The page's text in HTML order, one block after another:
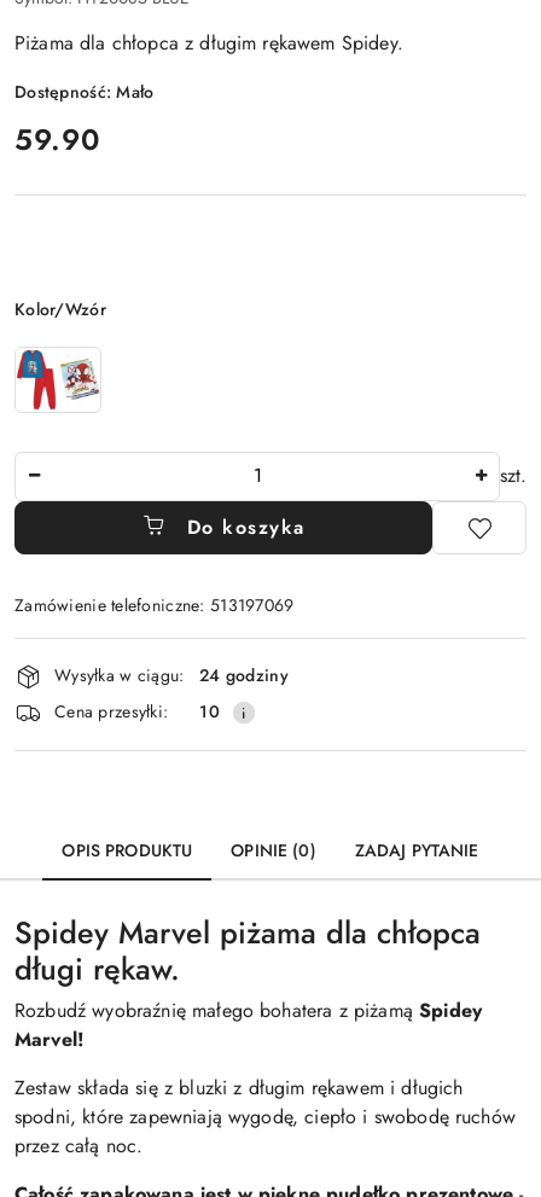
Piżama dla chłopca z długim rękawem Spidey.
Dostępność:Mało
cena:
59.90
Wariant
Kolor/Wzór
szt.
Do koszyka
Zamówienie telefoniczne: 513197069
Dostępność
i
dostawa
Wysyłka w ciągu:
24 godziny
Cena przesyłki:
10
OPIS PRODUKTU OPINIE (0) ZADAJ PYTANIE
Spidey Marvel piżama dla chłopca
długi rękaw.
Rozbudź wyobraźnię małego bohatera z piżamąSpidey
Marvel!
Zestaw składa się z bluzki z długim rękawem i długich
spodni, które zapewniają wygodę, ciepło i swobodę ruchów
przez całą noc.